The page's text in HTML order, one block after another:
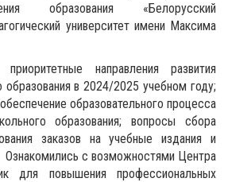
образования «Белорусский
университет имени Максима
направления развития
в 2024/2025 учебном году;
образовательного процесса
образования; вопросы сбора
заказов на учебные издания и
Ознакомились с возможностями Центра
для повышения профессиональных